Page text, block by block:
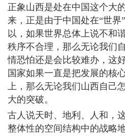
正象山西是处在中国这个大
来，正是由于中国处在“世
以，如果世界总体上说不和
秩序不合理，那么无论我们
情恐怕还是会比较难办，这
国家如果一直是把发展的核
上，那么无论我们山西自己
大的突破。
古人说天时、地利、人和，
整体性的空间结构中的战略